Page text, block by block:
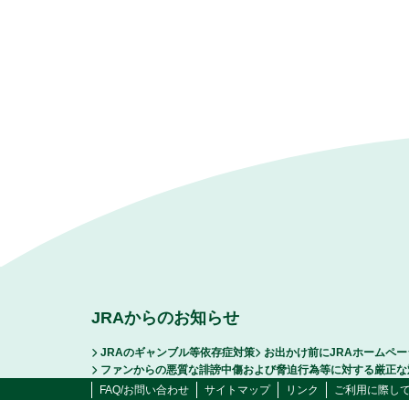
JRAからのお知らせ
JRAのギャンブル等依存症対策
お出かけ前にJRAホームペ
ファンからの悪質な誹謗中傷および脅迫行為等に対する厳正
FAQ/お問い合わせ
サイトマップ リンク ご利用に際し